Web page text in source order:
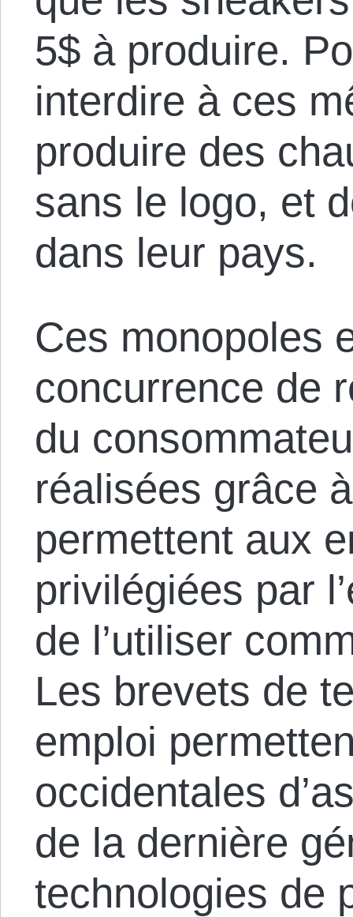
5$ à produire.
interdire à ces
produire des
sans le logo, et
dans leur pays.
Ces monopoles
concurrence de
du
réalisées grâce
permettent aux
privilégiées par
de l’utiliser
Les brevets de
emploi
occidentales
de la dernière
technologies de